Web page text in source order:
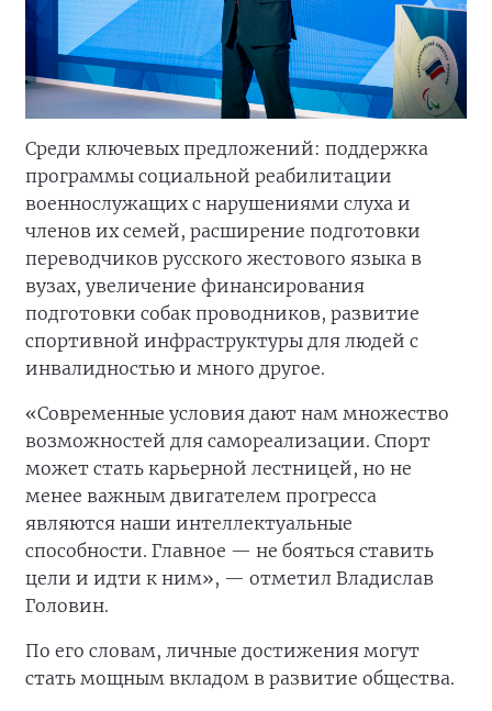
Среди ключевых предложений: поддержка
программы социальной реабилитации
военнослужащих с нарушениями слуха и
членов их семей, расширение подготовки
переводчиков русского жестового языка в
вузах, увеличение финансирования
подготовки собак проводников, развитие
спортивной инфраструктуры для людей с
инвалидностью и много другое.
«Современные условия дают нам множество
возможностей для самореализации. Спорт
может стать карьерной лестницей, но не
менее важным двигателем прогресса
являются наши интеллектуальные
способности. Главное — не бояться ставить
цели и идти к ним», — отметил Владислав
Головин.
По его словам, личные достижения могут
стать мощным вкладом в развитие общества.